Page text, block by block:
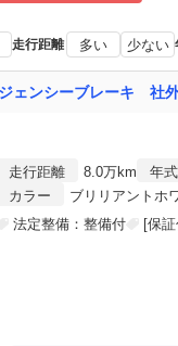
走行距離 多い 少ない
走行距離 8.0万km 年式
カラー
ブリリアントホ
法定整備：整備付
[保